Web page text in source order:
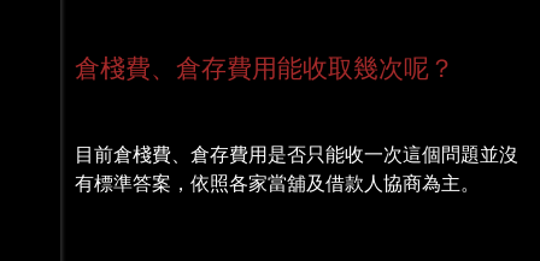
倉棧費、倉存費用能收取幾次呢？
目前倉棧費、倉存費用是否只能收一次這個問題並沒
有標準答案，依照各家當舖及借款人協商為主。